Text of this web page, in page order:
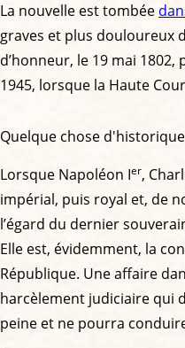
La nouvelle est tombée
graves et plus douloureux
d’honneur, le 19 mai
1945, lorsque la Haute
Quelque chose d'historique
Lorsque Napoléon Ier,
impérial, puis royal et, de
l’égard du dernier
Elle est, évidemment, la
République. Une affaire
harcèlement judiciaire qui
peine et ne pourra